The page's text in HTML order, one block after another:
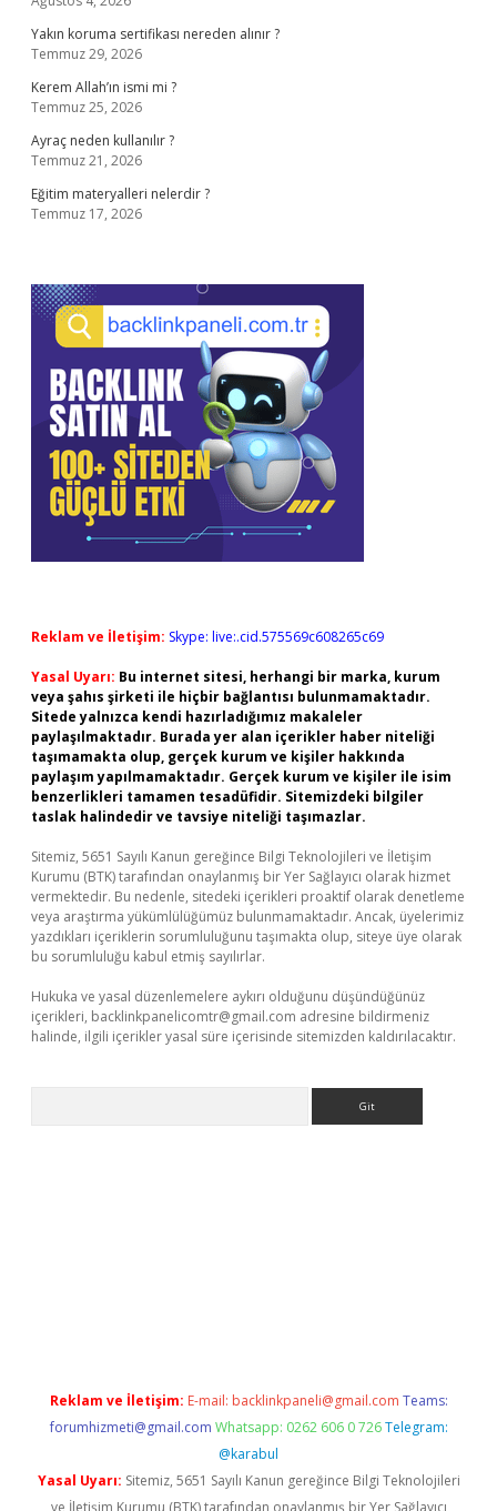
Yakın koruma sertifikası nereden alınır ?
Temmuz 29, 2026
Kerem Allah’ın ismi mi ?
Temmuz 25, 2026
Ayraç neden kullanılır ?
Temmuz 21, 2026
Eğitim materyalleri nelerdir ?
Temmuz 17, 2026
Reklam ve İletişim: Skype: live:.cid.575569c608265c69
Yasal Uyarı: Bu internet sitesi, herhangi bir marka, kurum
veya şahıs şirketi ile hiçbir bağlantısı bulunmamaktadır.
Sitede yalnızca kendi hazırladığımız makaleler
paylaşılmaktadır. Burada yer alan içerikler haber niteliği
taşımamakta olup, gerçek kurum ve kişiler hakkında
paylaşım yapılmamaktadır. Gerçek kurum ve kişiler ile isim
benzerlikleri tamamen tesadüfidir. Sitemizdeki bilgiler
taslak halindedir ve tavsiye niteliği taşımazlar.
Sitemiz, 5651 Sayılı Kanun gereğince Bilgi Teknolojileri ve İletişim
Kurumu (BTK) tarafından onaylanmış bir Yer Sağlayıcı olarak hizmet
vermektedir. Bu nedenle, sitedeki içerikleri proaktif olarak denetleme
veya araştırma yükümlülüğümüz bulunmamaktadır. Ancak, üyelerimiz
yazdıkları içeriklerin sorumluluğunu taşımakta olup, siteye üye olarak
bu sorumluluğu kabul etmiş sayılırlar.
Hukuka ve yasal düzenlemelere aykırı olduğunu düşündüğünüz
içerikleri, backlinkpanelicomtr@gmail.com adresine bildirmeniz
halinde, ilgili içerikler yasal süre içerisinde sitemizden kaldırılacaktır.
Reklam ve İletişim: E-mail: backlinkpaneli@gmail.com Teams:
forumhizmeti@gmail.com Whatsapp: 0262 606 0 726 Telegram:
@karabul
Yasal Uyarı: Sitemiz, 5651 Sayılı Kanun gereğince Bilgi Teknolojileri
ve İletişim Kurumu (BTK) tarafından onaylanmış bir Yer Sağlayıcı